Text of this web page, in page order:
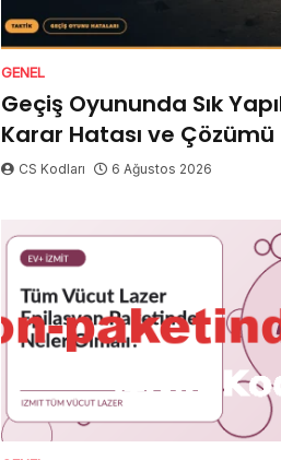
GENEL
Geçiş Oyununda Sık
Karar Hatası ve Çözümü
CS Kodları 6 Ağustos 2026